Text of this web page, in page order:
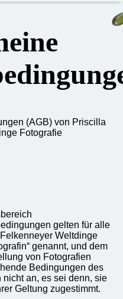
(AGB) von Priscilla
Fotografie
gelten für alle
Weltdinge
genannt, und dem
von Fotografien
Bedingungen des
an, es sei denn, sie
Geltung zugestimmt.